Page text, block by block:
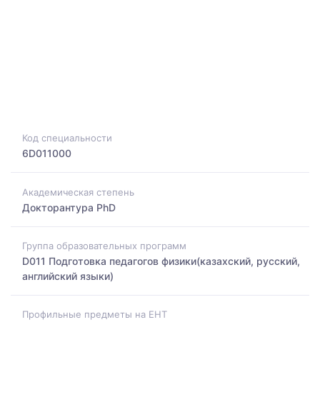
Код специальности
6D011000
Академическая степень
Докторантура PhD
Группа образовательных программ
D011 Подготовка педагогов физики(казахский, русский,
английский языки)
Профильные предметы на ЕНТ